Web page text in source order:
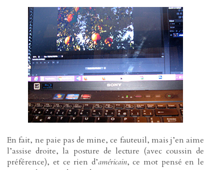
En fait, ne paie pas de mine, ce fauteuil, mais j’en aime
l’assise droite, la posture de lecture (avec coussin de
préférence), et ce rien d’américain, ce mot pensé en le